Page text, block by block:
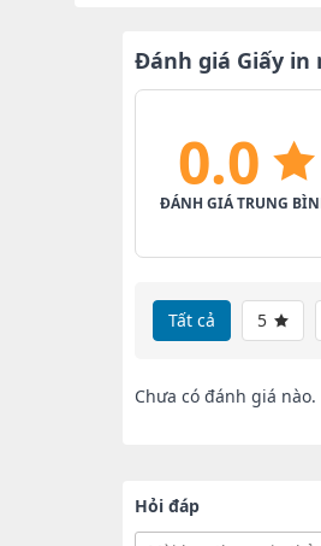
Đánh giá Giấy in
0.0
ĐÁNH GIÁ TRUNG
Tất cả 5
Chưa có đánh giá nào.
Hỏi đáp